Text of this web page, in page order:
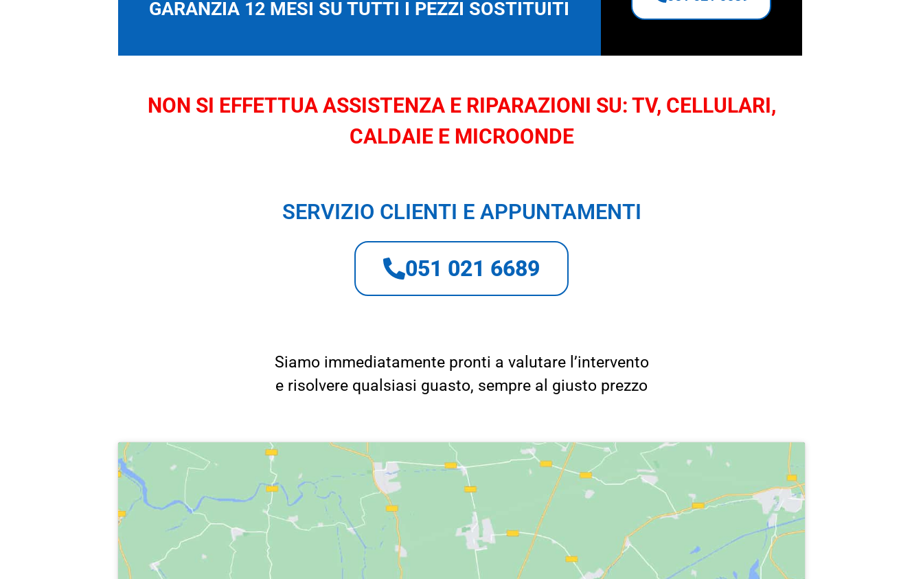
GARANZIA 12 MESI SU TUTTI I PEZZI SOSTITUITI
NON SI EFFETTUA ASSISTENZA E RIPARAZIONI SU: TV, CELLULARI,
CALDAIE E MICROONDE
SERVIZIO CLIENTI E APPUNTAMENTI
051 021 6689
Siamo immediatamente pronti a valutare l’intervento
e risolvere qualsiasi guasto, sempre al giusto prezzo